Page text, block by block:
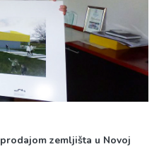
zemljišta u Novoj